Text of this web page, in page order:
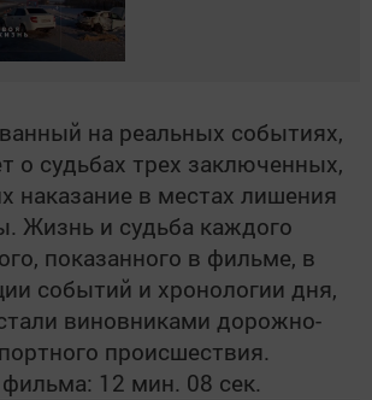
на реальных событиях,
о судьбах трех заключенных,
наказание в местах лишения
Жизнь и судьба каждого
показанного в фильме, в
событий и хронологии дня,
виновниками дорожно-
происшествия.
12 мин. 08 сек.